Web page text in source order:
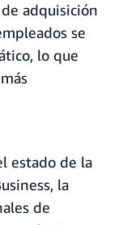
adquisición
se
lo que
estado de la
la
de